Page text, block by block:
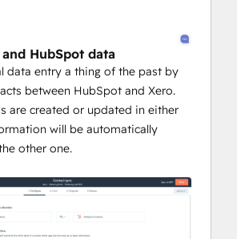
HubSpot data
data entry a thing of the past by
between HubSpot and Xero.
are created or updated in either
will be automatically
other one.